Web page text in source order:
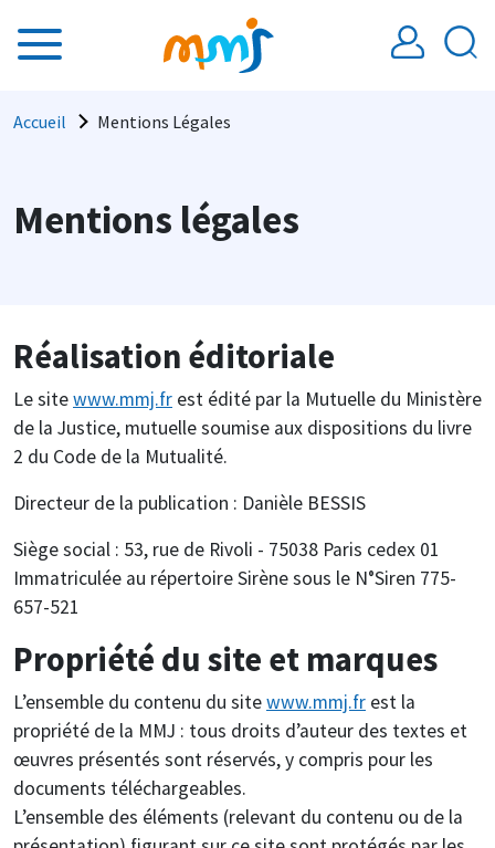
Fil d'Ariane
Accueil Mentions Légales
Mentions légales
Réalisation éditoriale
Le sitewww.mmj.fr est édité par la Mutuelle du Ministère
de la Justice, mutuelle soumise aux dispositions du livre
2 du Code de la Mutualité.
Directeur de la publication : Danièle BESSIS
Siège social : 53, rue de Rivoli - 75038 Paris cedex 01
Immatriculée au répertoire Sirène sous le N°Siren 775-
657-521
Propriété du site et marques
L’ensemble du contenu du sitewww.mmj.fr est la
propriété de la MMJ : tous droits d’auteur des textes et
œuvres présentés sont réservés, y compris pour les
documents téléchargeables.
L’ensemble des éléments (relevant du contenu ou de la